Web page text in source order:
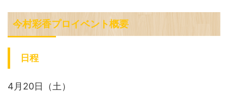
今村彩香プロイベント概要
日程
4月20日（土）